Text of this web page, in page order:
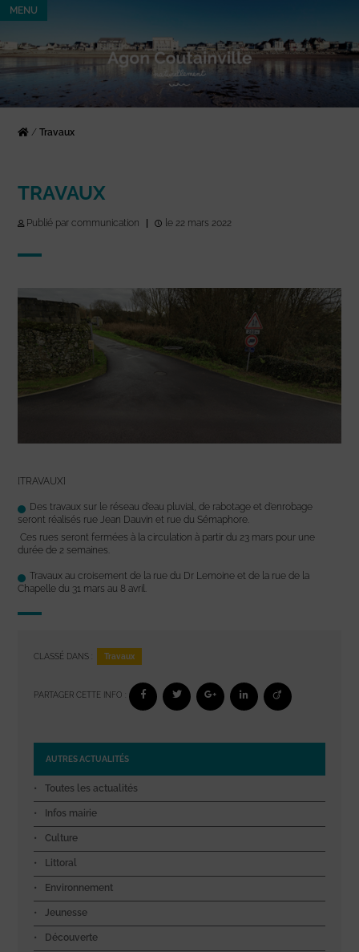
MENU
/Travaux
TRAVAUX
Publié par communication le 22 mars 2022
[TRAVAUX]
Des travaux sur le réseau d’eau pluvial, de rabotage et d’enrobage
seront réalisés rue Jean Dauvin et rue du Sémaphore.
Ces rues seront fermées à la circulation à partir du 23 mars pour une
durée de 2 semaines.
Travaux au croisement de la rue du Dr Lemoine et de la rue de la
Chapelle du 31 mars au 8 avril.
CLASSÉ DANS : Travaux
PARTAGER CETTE INFO :
AUTRES ACTUALITÉS
Toutes les actualités
Infos mairie
Culture
Littoral
Environnement
Jeunesse
Découverte